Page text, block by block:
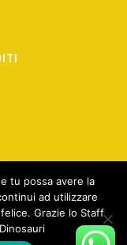
tu possa avere la
ad utilizzare
Grazie lo Staff